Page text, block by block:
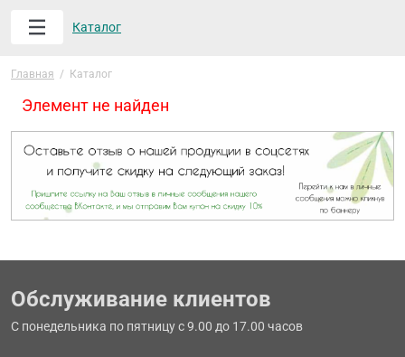
Каталог
Главная / Каталог
Элемент не найден
Обслуживание клиентов
С понедельника по пятницу с 9.00 до 17.00 часов